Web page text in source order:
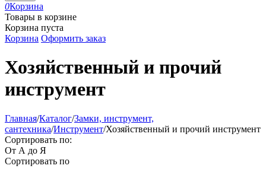
0Корзина
Товары в корзине
Корзина пуста
Корзина Оформить заказ
Хозяйственный и прочий
инструмент
Главная/Каталог/Замки, инструмент,
сантехника/Инструмент/Хозяйственный и прочий инструмент
Сортировать по:
От А до Я
Сортировать по